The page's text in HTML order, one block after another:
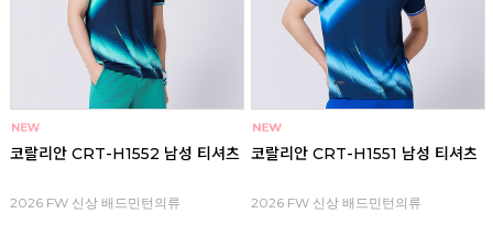
코랄리안 CRT-H1552 남성 티셔츠
2026 FW 신상 배드민턴의류
코랄리안 CRT-H1551 남성 티셔츠
2026 FW 신상 배드민턴의류